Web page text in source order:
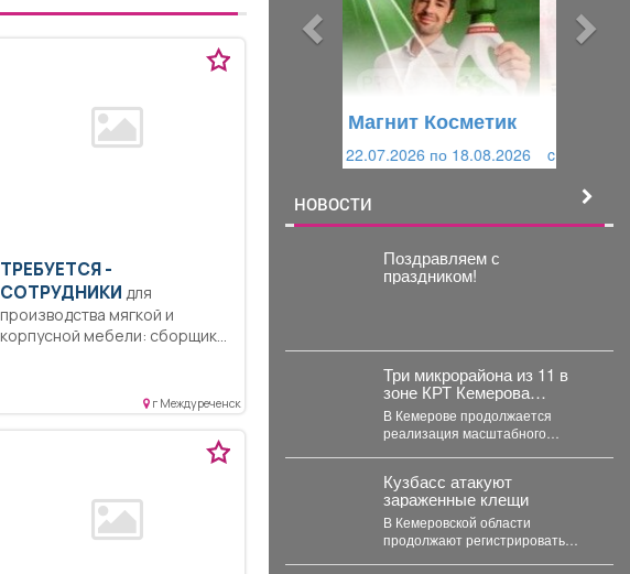
ТРЕБУЕТСЯ -
СОТРУДНИКИ
производства мягкой и
корпусной мебели: сборщики,
г Междуреченск
Магнит Косметик
c 29.07.2026 по 25.08.2026
НОВОСТИ
Поздравляем с
праздником!
Три микрорайона из 11 в
зоне КРТ Кемерова
остаются без
застройщиков
В Кемерове продолжается
реализация масштабного
будет сдан, но...
Кузбасс атакуют
зараженные клещи
В Кемеровской области
продолжают регистрировать